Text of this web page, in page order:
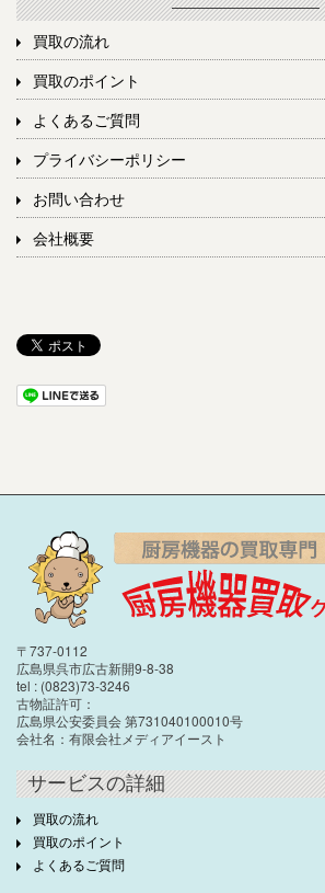
買取の流れ
買取のポイント
よくあるご質問
プライバシーポリシー
お問い合わせ
会社概要
〒737-0112
広島県呉市広古新開9-8-38
tel : (0823)73-3246
古物証許可：
広島県公安委員会 第731040100010号
会社名：有限会社メディアイースト
サービスの詳細
買取の流れ
買取のポイント
よくあるご質問